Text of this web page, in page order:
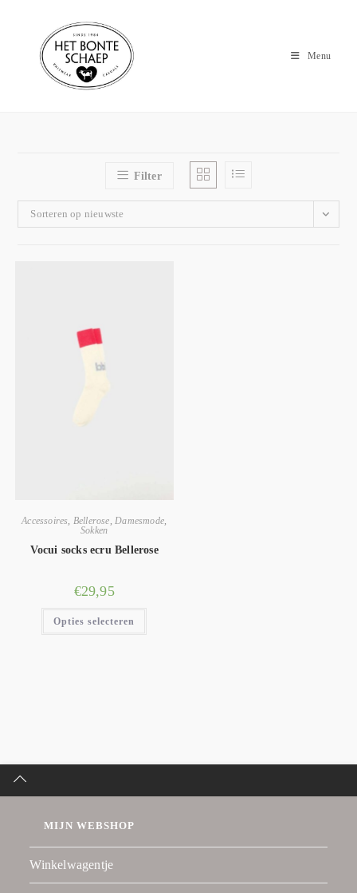
Menu
Filter
Sorteren op nieuwste
Accessoires Bellerose Damesmode,
Sokken
Vocui socks ecru Bellerose
€29,95
Opties selecteren
MIJN WEBSHOP
Winkelwagentje